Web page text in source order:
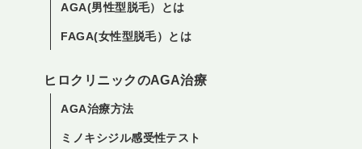
AGA(男性型脱毛）とは
FAGA(女性型脱毛）とは
ヒロクリニックのAGA治療
AGA治療方法
ミノキシジル感受性テスト